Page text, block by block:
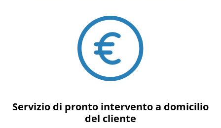
Servizio di pronto intervento a domicilio
del cliente